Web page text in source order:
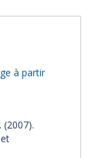
à partir
(2007).